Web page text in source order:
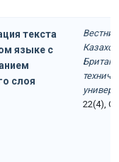
текста
языке с
слоя
Вестник
22(4), С.